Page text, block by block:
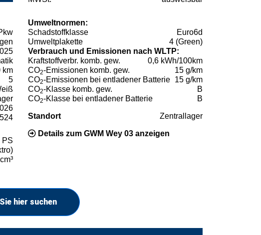
km
5
PS
Umweltnormen:
Schadstoffklasse
Euro6d
Umweltplakette
4 (Green)
Verbrauch und Emissionen nach WLTP:
Kraftstoffverbr. komb. gew.
0,6 kWh/100km
CO2-Emissionen komb. gew.
15 g/km
CO2-Emissionen bei entladener Batterie 15 g/km
CO2-Klasse komb. gew.
B
CO2-Klasse bei entladener Batterie B
Standort Zentrallager
Details zum GWM Wey 03 anzeigen
hier suchen